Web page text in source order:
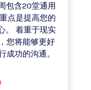
包含20堂通用
点是提高您的
。 着重于现实
您将能够更好
成功的沟通。